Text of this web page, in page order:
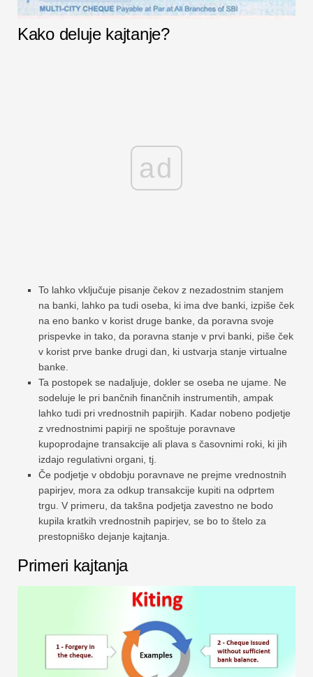
Kako deluje kajtanje?
ad
To lahko vključuje pisanje čekov z nezadostnim stanjem
na banki, lahko pa tudi oseba, ki ima dve banki, izpiše ček
na eno banko v korist druge banke, da poravna svoje
prispevke in tako, da poravna stanje v prvi banki, piše ček
v korist prve banke drugi dan, ki ustvarja stanje virtualne
banke.
Ta postopek se nadaljuje, dokler se oseba ne ujame. Ne
sodeluje le pri bančnih finančnih instrumentih, ampak
lahko tudi pri vrednostnih papirjih. Kadar nobeno podjetje
z vrednostnimi papirji ne spoštuje poravnave
kupoprodajne transakcije ali plava s časovnimi roki, ki jih
izdajo regulativni organi, tj.
Če podjetje v obdobju poravnave ne prejme vrednostnih
papirjev, mora za odkup transakcije kupiti na odprtem
trgu. V primeru, da takšna podjetja zavestno ne bodo
kupila kratkih vrednostnih papirjev, se bo to štelo za
prestopniško dejanje kajtanja.
Primeri kajtanja